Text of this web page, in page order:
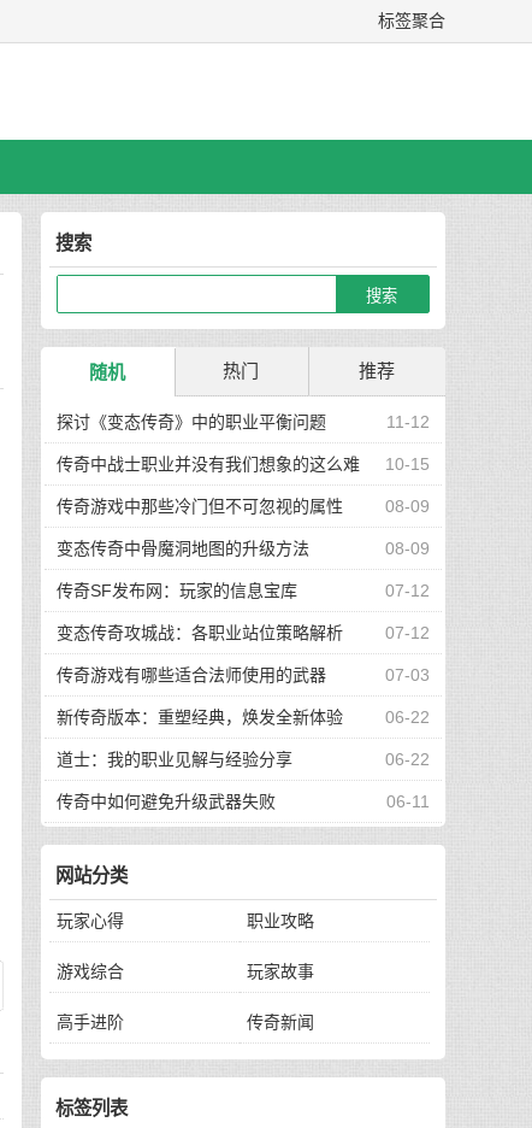
标签聚合
搜索
随机 热门 推荐
11-12
探讨《变态传奇》中的职业平衡问题
10-15
传奇中战士职业并没有我们想象的这么难
玩 08-09
传奇游戏中那些冷门但不可忽视的属性
08-09
变态传奇中骨魔洞地图的升级方法
07-12
传奇SF发布网：玩家的信息宝库
07-12
变态传奇攻城战：各职业站位策略解析
07-03
传奇游戏有哪些适合法师使用的武器
06-22
新传奇版本：重塑经典，焕发全新体验
06-22
道士：我的职业见解与经验分享
06-11
传奇中如何避免升级武器失败
网站分类
玩家心得 职业攻略
游戏综合 玩家故事
高手进阶 传奇新闻
标签列表